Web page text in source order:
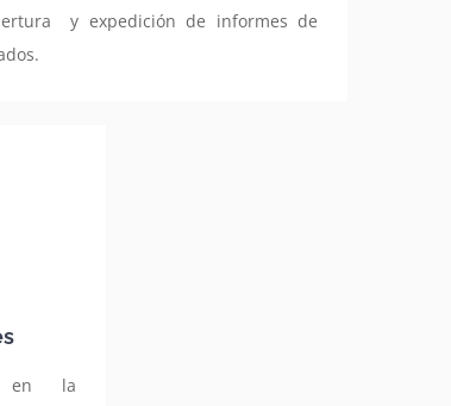
y expedición de informes de
en la